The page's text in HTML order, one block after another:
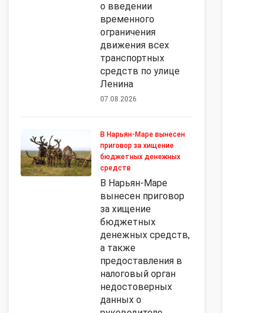
о введении
временного
ограничения
движения всех
транспортных
средств по улице
Ленина
07.08.2026
В Нарьян-Маре вынесен
приговор за хищение
бюджетных денежных
средств
В Нарьян-Маре
вынесен приговор
за хищение
бюджетных
денежных средств,
а также
предоставления в
налоговый орган
недостоверных
данных о